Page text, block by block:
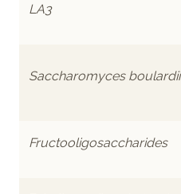
LA3
Saccharomyces boulardii
Fructooligosaccharides